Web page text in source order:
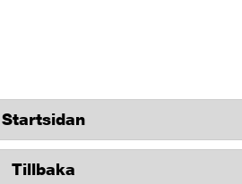
Startsidan
Tillbaka